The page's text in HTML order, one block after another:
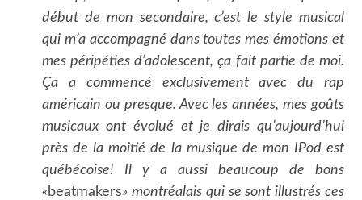
début de mon secondaire, c’est le style musical
qui m’a accompagné dans toutes mes émotions et
mes péripéties d’adolescent, ça fait partie de moi.
Ça a commencé exclusivement avec du rap
américain ou presque. Avec les années, mes goûts
musicaux ont évolué et je dirais qu’aujourd’hui
près de la moitié de la musique de mon IPod est
québécoise! Il y a aussi beaucoup de bons
«beatmakers» montréalais qui se sont illustrés ces